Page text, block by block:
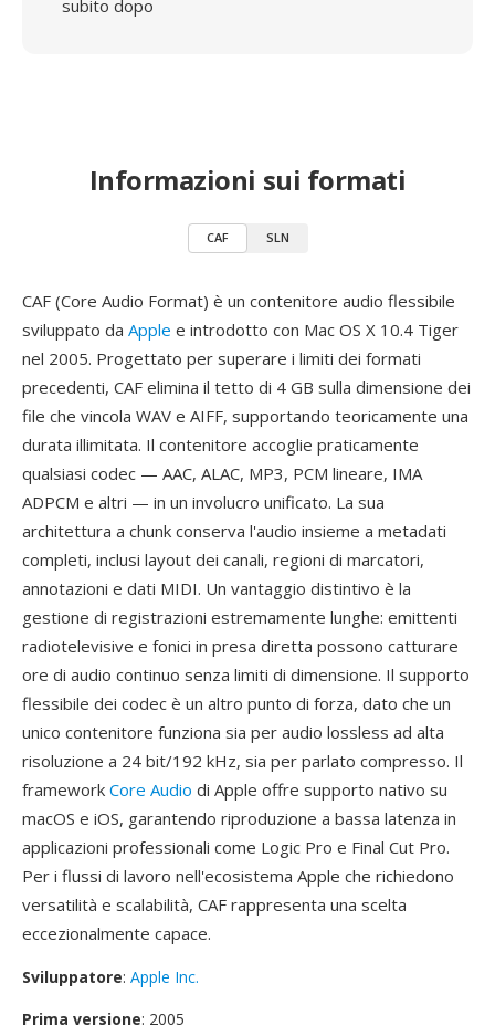
subito dopo
Informazioni sui formati
CAF SLN
CAF (Core Audio Format) è un contenitore audio flessibile
sviluppato da Apple e introdotto con Mac OS X 10.4 Tiger
nel 2005. Progettato per superare i limiti dei formati
precedenti, CAF elimina il tetto di 4 GB sulla dimensione dei
file che vincola WAV e AIFF, supportando teoricamente una
durata illimitata. Il contenitore accoglie praticamente
qualsiasi codec — AAC, ALAC, MP3, PCM lineare, IMA
ADPCM e altri — in un involucro unificato. La sua
architettura a chunk conserva l'audio insieme a metadati
completi, inclusi layout dei canali, regioni di marcatori,
annotazioni e dati MIDI. Un vantaggio distintivo è la
gestione di registrazioni estremamente lunghe: emittenti
radiotelevisive e fonici in presa diretta possono catturare
ore di audio continuo senza limiti di dimensione. Il supporto
flessibile dei codec è un altro punto di forza, dato che un
unico contenitore funziona sia per audio lossless ad alta
risoluzione a 24 bit/192 kHz, sia per parlato compresso. Il
framework Core Audio di Apple offre supporto nativo su
macOS e iOS, garantendo riproduzione a bassa latenza in
applicazioni professionali come Logic Pro e Final Cut Pro.
Per i flussi di lavoro nell'ecosistema Apple che richiedono
versatilità e scalabilità, CAF rappresenta una scelta
eccezionalmente capace.
Sviluppatore: Apple Inc.
Prima versione: 2005